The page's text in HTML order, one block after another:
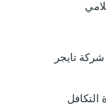
تايجر
التكافل